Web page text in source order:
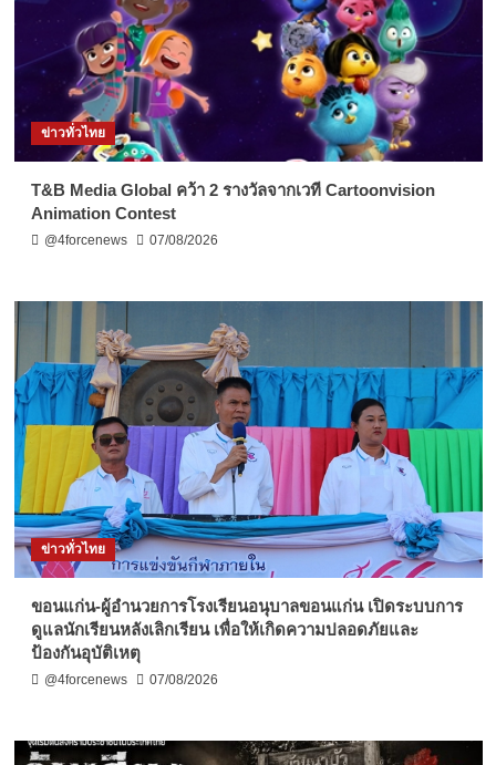
ข่าวทั่วไทย
T&B Media Global คว้า 2 รางวัลจากเวที Cartoonvision
Animation Contest
@4forcenews 07/08/2026
ข่าวทั่วไทย
ขอนแก่น-ผู้อำนวยการโรงเรียนอนุบาลขอนแก่น เปิดระบบการ
ดูแลนักเรียนหลังเลิกเรียน เพื่อให้เกิดความปลอดภัยและ
ป้องกันอุบัติเหตุ
@4forcenews 07/08/2026